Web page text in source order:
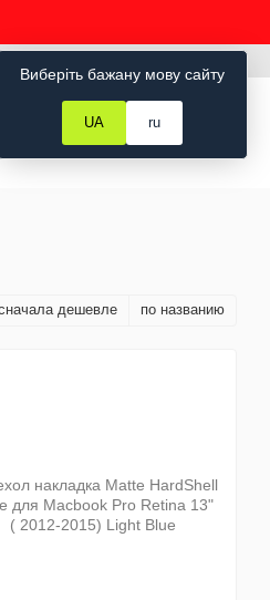
Мой заказ
дешевле по названию
Виберіть бажану мову сайту
UA ru